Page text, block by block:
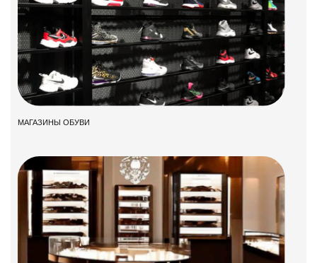
МАГАЗИНЫ ОБУВИ